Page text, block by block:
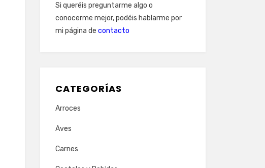
Si queréis preguntarme algo o
conocerme mejor, podéis hablarme por
mi página de contacto
CATEGORÍAS
Arroces
Aves
Carnes